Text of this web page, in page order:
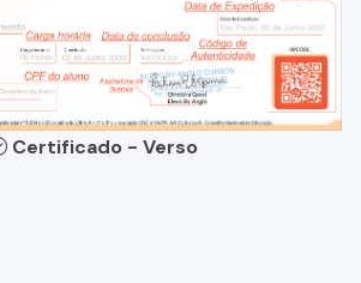
Certificado - Verso